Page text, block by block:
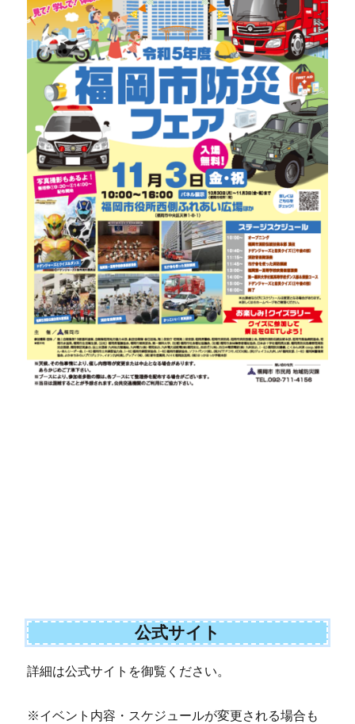
公式サイト
詳細は公式サイトを御覧ください。
※イベント内容・スケジュールが変更される場合も